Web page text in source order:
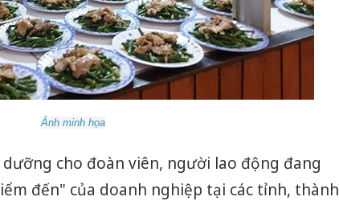
Ảnh minh họa
cho đoàn viên, người lao động đang
đến" của doanh nghiệp tại các tỉnh, thành